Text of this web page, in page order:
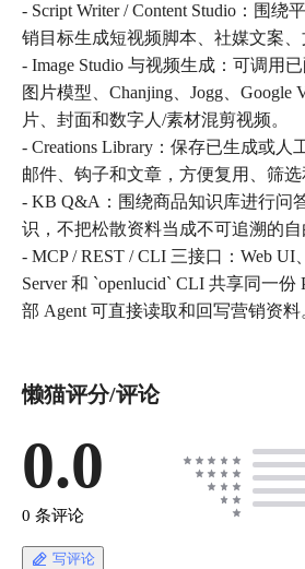
- Script Writer / Content Studio：围绕
销目标生成短视频脚本、社媒文案、
- Image Studio 与视频生成：可调用
图片模型、Chanjing、Jogg、Google
片、封面和数字人/素材混剪视频。
- Creations Library：保存已生成或人
邮件、钩子和文章，方便复用、筛选
- KB Q&A：围绕商品知识库进行问
识，不把松散资料当成不可追溯的自
- MCP / REST / CLI 三接口：Web UI
Server 和 `openlucid` CLI 共享同一份
懒猫评分/评论
0.0
0 条评论
写评论